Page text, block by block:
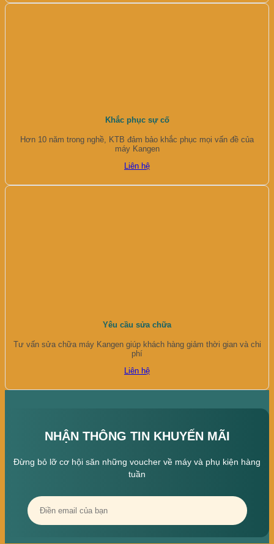
Khắc phục sự cố
Hơn 10 năm trong nghề, KTB đảm bảo khắc phục mọi vấn đề của
máy Kangen
Liên hệ
Yêu cầu sửa chữa
Tư vấn sửa chữa máy Kangen giúp khách hàng giảm thời gian và chi
phí
Liên hệ
NHẬN THÔNG TIN KHUYẾN MÃI
Đừng bỏ lỡ cơ hội săn những voucher về máy và phụ kiện hàng
tuần